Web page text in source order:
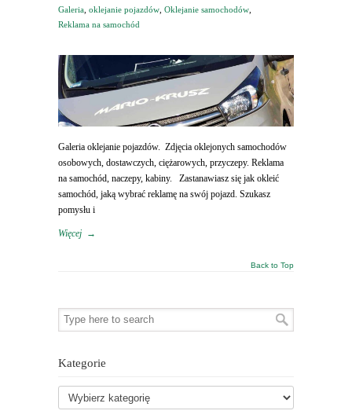
Galeria oklejanie pojazdów Oklejanie samochodów
Reklama na samochód
Galeria oklejanie pojazdów. Zdjęcia oklejonych samochodów
osobowych, dostawczych, ciężarowych, przyczepy. Reklama
na samochód, naczepy, kabiny. Zastanawiasz się jak okleić
samochód, jaką wybrać reklamę na swój pojazd. Szukasz
pomysłu i
Więcej →
Back to Top
Kategorie